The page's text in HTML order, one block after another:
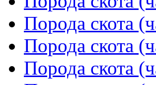
Порода скота
Порода скота
Порода скота